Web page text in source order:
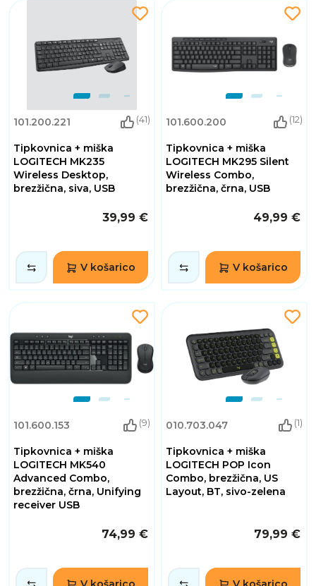
101.200.221 (41)
Tipkovnica + miška
LOGITECH MK235
Wireless Desktop,
brezžična, siva, USB
39,99 €
V košarico
101.600.200 (12)
Tipkovnica + miška
LOGITECH MK295 Silent
Wireless Combo,
brezžična, črna, USB
49,99 €
V košarico
101.600.153 (9)
Tipkovnica + miška
LOGITECH MK540
Advanced Combo,
brezžična, črna, Unifying
receiver USB
74,99 €
010.703.047 (1)
Tipkovnica + miška
LOGITECH POP Icon
Combo, brezžična, US
Layout, BT, sivo-zelena
79,99 €